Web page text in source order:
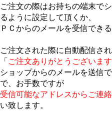
ご注文の際はお持ちの端末で
るように設定して頂くか、
ＰＣからのメールを受信でき
ご注文された際に自動配信さ
「 ご注文ありがとうございます
ショップからのメールを送信
で、お手数ですが
受信可能なアドレスからご連
い致します。